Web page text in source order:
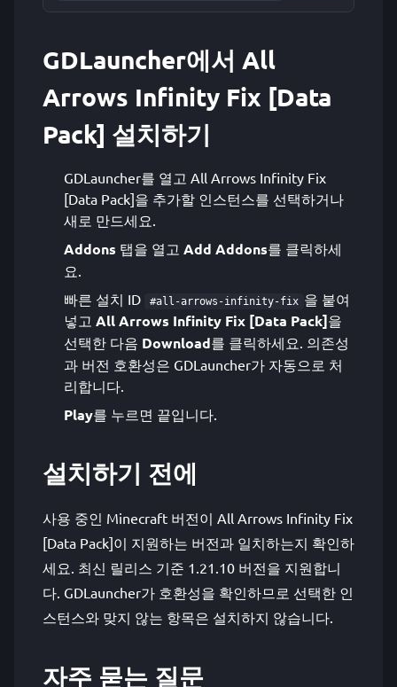
GDLauncher에서 All
Arrows Infinity Fix [Data
Pack] 설치하기
GDLauncher를 열고 All Arrows Infinity Fix
[Data Pack]을 추가할 인스턴스를 선택하거나
새로 만드세요.
Addons 탭을 열고 Add Addons를 클릭하세
요.
빠른 설치 ID
#all-arrows-infinity-fix 을 붙여
넣고 All Arrows Infinity Fix [Data Pack]을
선택한 다음 Download를 클릭하세요. 의존성
과 버전 호환성은 GDLauncher가 자동으로 처
리합니다.
Play를 누르면 끝입니다.
설치하기 전에
사용 중인 Minecraft 버전이 All Arrows Infinity Fix
[Data Pack]이 지원하는 버전과 일치하는지 확인하
세요. 최신 릴리스 기준 1.21.10 버전을 지원합니
다. GDLauncher가 호환성을 확인하므로 선택한 인
스턴스와 맞지 않는 항목은 설치하지 않습니다.
자주 묻는 질문